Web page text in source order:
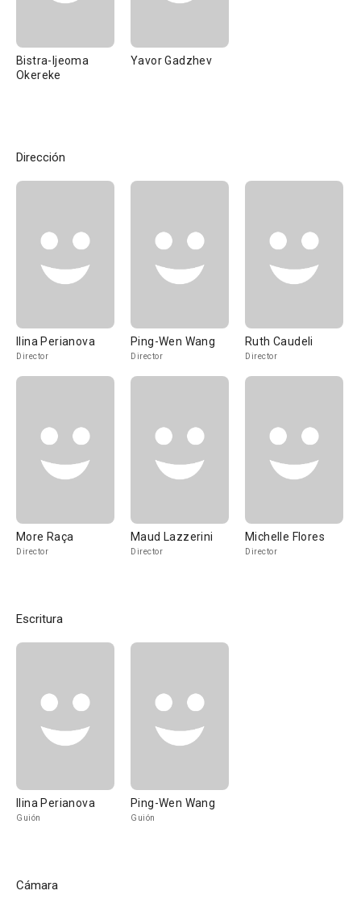
Bistra-Ijeoma
Okereke
Yavor Gadzhev
Dirección
Ilina Perianova
Director
Ping-Wen Wang
Director
Ruth Caudeli
Director
More Raça
Director
Maud Lazzerini
Director
Michelle Flores
Director
Escritura
Ilina Perianova
Guión
Ping-Wen Wang
Guión
Cámara